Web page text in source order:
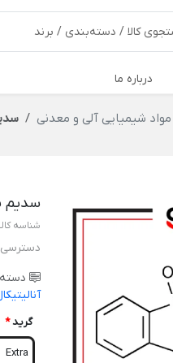
درباره ما
مواد شیمیایی آلی و معدنی
سدیم
شناسه
گرید*
Extra